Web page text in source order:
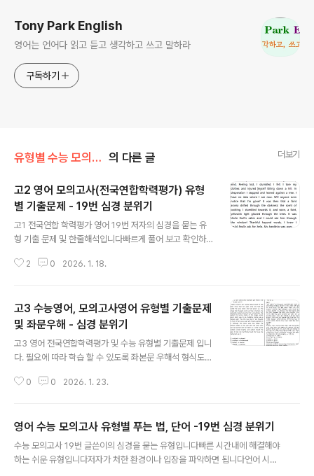
Tony Park English
영어는 언어다 읽고 듣고 생각하고 쓰고 말하라
구독하기
유형별 수능 모의고사 영어/02 심경 분위기 (19번) 의 다른 글 더보기
고2 영어 모의고사(전국연합학력평가) 유형
별 기출문제 - 19번 심경 분위기
고1 전국연합 학력평가 영어 19번 저자의 심경을 묻는 유
형 기출 문제 및 한줄해석입니다빠르게 풀어 보고 확인하
제작한 것이고, 오류 있을 수 있습니다.도움이 되시길 기대
어휘를 숙지하라2. 지문에서 글쓴이의 심경, 분위기를 나
타내는 유의어 찾아 표시하며 읽는다3. 지문을 빠르게 읽
으며 글쓴이의 상황만 파악하라 ; 장소, 처한 환경 등4. 전
체적인 글쓴이의 상황이 긍정정인지 부정적인지 파악하라
: 어휘의 뉘앙스가 긍정인지 부정인지 파악한다. 많은 시간
과 노력이 필요한 작업입니다.계속 올릴 수 있도록 자료에
2 0 2026. 1. 18.
고3 수능영어, 모의고사영어 유형별 기출문제
및 좌문우해 - 심경 분위기
고3 영어 전국연합학력평가 및 수능 유형별 기출문제 입니
다. 필요에 따라 학습 할 수 있도록 좌본문 우해석 형식도
한 것이며 오류 있을 수 있습니다 수능 영어 유형별 2 - 심
이 되셨다면 댓글이나 공감 부탁합니다도움이 되시는 분들
이 많이 계셔야 계속 올릴 수 있습니다
0 0 2026. 1. 23.
영어 수능 모의고사 유형별 푸는 법, 단어 -19번 심경 분위기
수능 모의고사 19번 글쓴이의 심경을 묻는 유형입니다빠른 시간내에 해결해야
하는 쉬운 유형입니다저자가 처한 환경이나 입장을 파악하면 됩니다언어 시험